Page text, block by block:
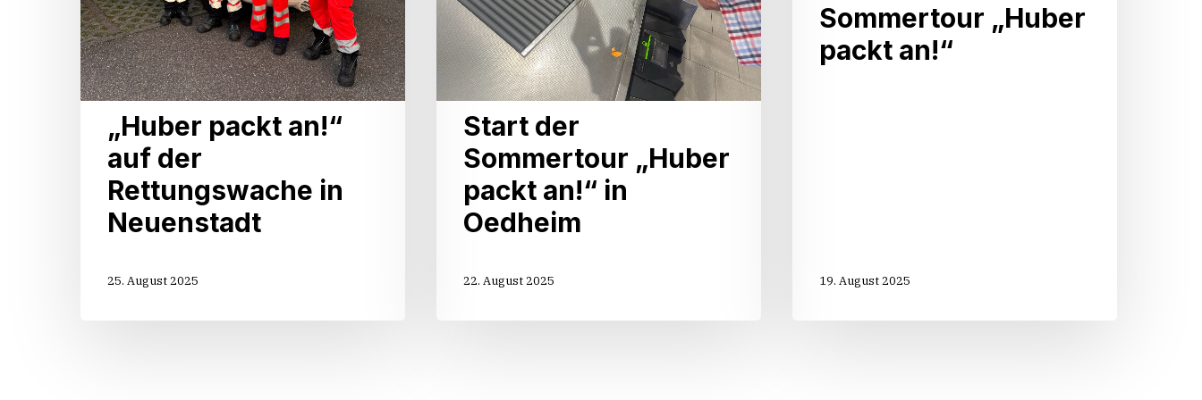
„Huber packt an!“
auf der
Rettungswache in
Neuenstadt
25. August 2025
Start der
Sommertour „Huber
packt an!“ in
Oedheim
22. August 2025
Sommertour „Huber
packt an!“
19. August 2025